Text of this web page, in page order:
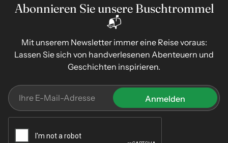
Abonnieren Sie unsere Buschtrommel
📬
Mit unserem Newsletter immer eine Reise voraus:
Lassen Sie sich von handverlesenen Abenteuern und
Geschichten inspirieren.